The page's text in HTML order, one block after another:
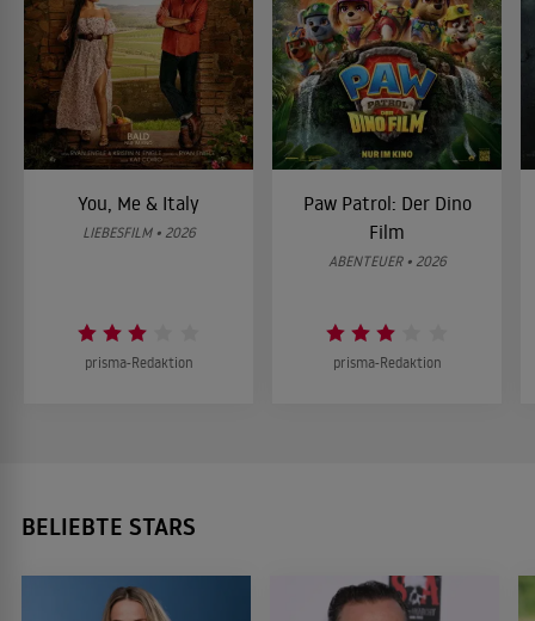
You, Me & Italy
LIEBESFILM • 2026
prisma-Redaktion
Paw Patrol: Der Dino
Film
ABENTEUER • 2026
prisma-Redaktion
BELIEBTE STARS